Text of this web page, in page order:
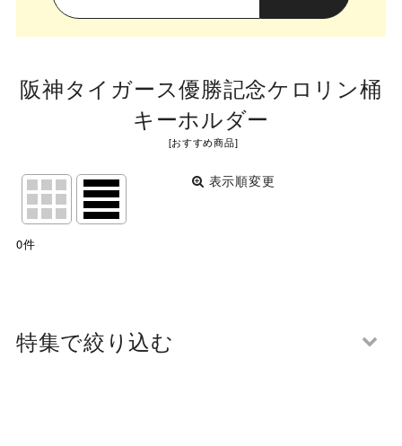
阪神タイガース優勝記念ケロリン桶
キーホルダー
[おすすめ商品]
表示順変更
表示数
0件
特集で絞り込む